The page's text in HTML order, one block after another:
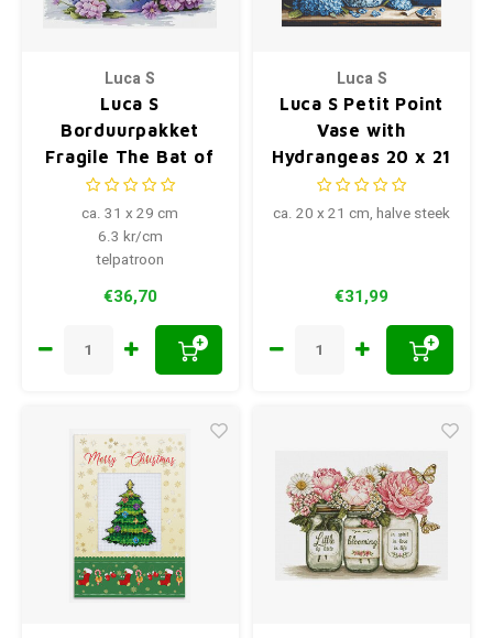
Luca S
Luca S
Borduurpakket
Fragile The Bat of
Fragile Hope
ca. 31 x 29 cm
6.3 kr/cm
telpatroon
€36,70
+
Luca S
Luca S Petit Point
Vase with
Hydrangeas 20 x 21
cm SG700
ca. 20 x 21 cm, halve steek
€31,99
+